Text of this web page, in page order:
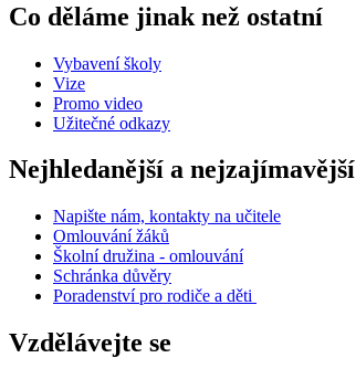
Co děláme jinak než ostatní
Vybavení školy
Vize
Promo video
Užitečné odkazy
Nejhledanější a nejzajímavější
Napište nám, kontakty na učitele
Omlouvání žáků
Školní družina - omlouvání
Schránka důvěry
Poradenství pro rodiče a děti
Vzdělávejte se